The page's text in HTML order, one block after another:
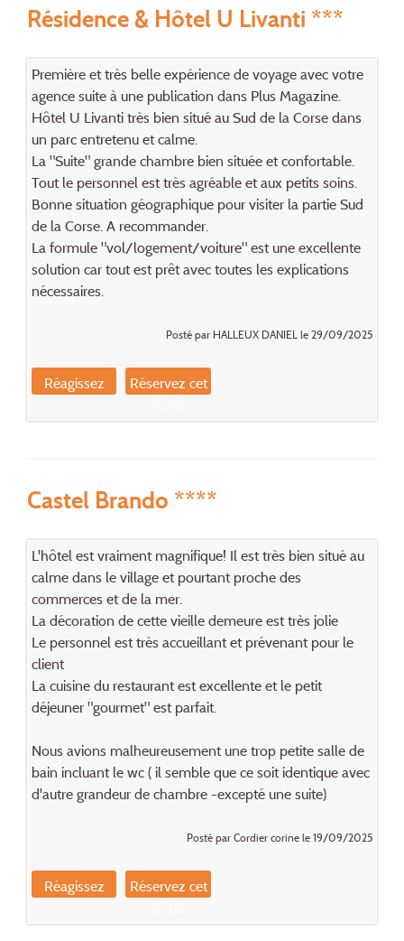
Résidence & Hôtel U Livanti ***
Première et très belle expérience de voyage avec votre
agence suite à une publication dans Plus Magazine.
Hôtel U Livanti très bien situé au Sud de la Corse dans
un parc entretenu et calme.
La "Suite" grande chambre bien située et confortable.
Tout le personnel est très agréable et aux petits soins.
Bonne situation géographique pour visiter la partie Sud
de la Corse. A recommander.
La formule "vol/logement/voiture" est une excellente
solution car tout est prêt avec toutes les explications
nécessaires.
Posté par HALLEUX DANIEL le 29/09/2025
Réagissez
Réservez cet
Castel Brando ****
L'hôtel est vraiment magnifique! Il est très bien situé au
calme dans le village et pourtant proche des
commerces et de la mer.
La décoration de cette vieille demeure est très jolie
Le personnel est très accueillant et prévenant pour le
client
La cuisine du restaurant est excellente et le petit
déjeuner "gourmet" est parfait.
Nous avions malheureusement une trop petite salle de
bain incluant le wc ( il semble que ce soit identique avec
d'autre grandeur de chambre -excepté une suite)
Posté par Cordier corine le 19/09/2025
Réagissez
Réservez cet